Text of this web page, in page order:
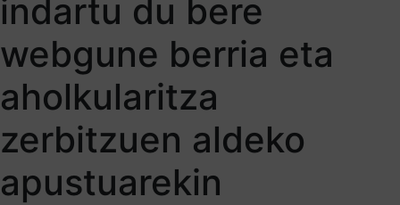
indartu du bere
webgune berria eta
aholkularitza
zerbitzuen aldeko
apustuarekin